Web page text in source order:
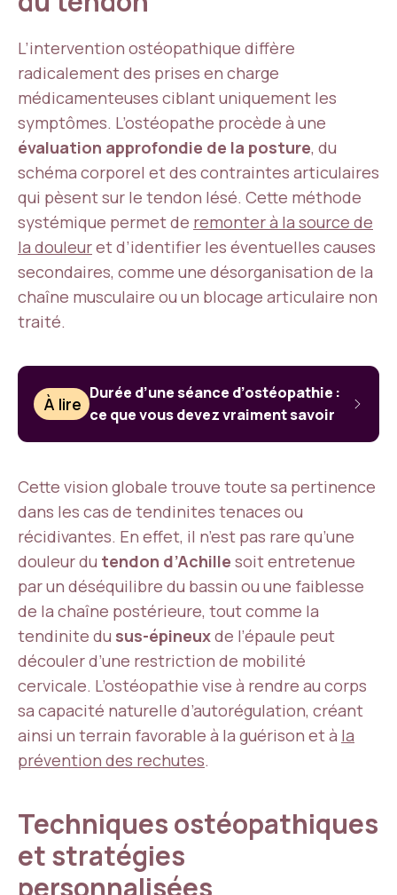
L’intervention ostéopathique diffère
radicalement des prises en charge
médicamenteuses ciblant uniquement les
symptômes. L’ostéopathe procède à une
évaluation approfondie de la posture, du
schéma corporel et des contraintes articulaires
qui pèsent sur le tendon lésé. Cette méthode
systémique permet de remonter à la source de
la douleuret d’identifier les éventuelles causes
secondaires, comme une désorganisation de la
chaîne musculaire ou un blocage articulaire non
traité.
À lire
Durée d’une séance d’ostéopathie :
ce que vous devez vraiment savoir
Cette vision globale trouve toute sa pertinence
dans les cas de tendinites tenaces ou
récidivantes. En effet, il n’est pas rare qu’une
douleur du tendon d’Achille soit entretenue
par un déséquilibre du bassin ou une faiblesse
de la chaîne postérieure, tout comme la
tendinite du sus-épineuxde l’épaule peut
découler d’une restriction de mobilité
cervicale. L’ostéopathie vise à rendre au corps
sa capacité naturelle d’autorégulation, créant
ainsi un terrain favorable à la guérison et à la
prévention des rechutes.
Techniques ostéopathiques
et stratégies
personnalisées